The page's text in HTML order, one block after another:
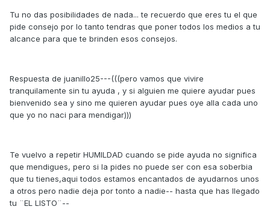
Tu no das posibilidades de nada... te recuerdo que eres tu el que
pide consejo por lo tanto tendras que poner todos los medios a tu
alcance para que te brinden esos consejos.
Respuesta de juanillo25---(((pero vamos que vivire
tranquilamente sin tu ayuda , y si alguien me quiere ayudar pues
bienvenido sea y sino me quieren ayudar pues oye alla cada uno
que yo no naci para mendigar)))
Te vuelvo a repetir HUMILDAD cuando se pide ayuda no significa
que mendigues, pero si la pides no puede ser con esa soberbia
que tu tienes,aqui todos estamos encantados de ayudarnos unos
a otros pero nadie deja por tonto a nadie-- hasta que has llegado
tu ¨EL LISTO¨--